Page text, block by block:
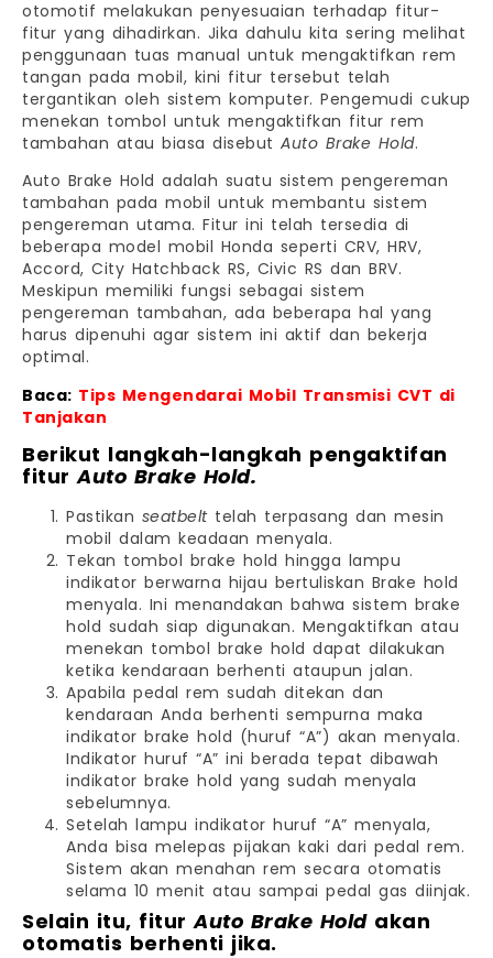
otomotif melakukan penyesuaian terhadap fitur-
fitur yang dihadirkan. Jika dahulu kita sering melihat
penggunaan tuas manual untuk mengaktifkan rem
tangan pada mobil, kini fitur tersebut telah
tergantikan oleh sistem komputer. Pengemudi cukup
menekan tombol untuk mengaktifkan fitur rem
tambahan atau biasa disebut Auto Brake Hold.
Auto Brake Hold adalah suatu sistem pengereman
tambahan pada mobil untuk membantu sistem
pengereman utama. Fitur ini telah tersedia di
beberapa model mobil Honda seperti CRV, HRV,
Accord, City Hatchback RS, Civic RS dan BRV.
Meskipun memiliki fungsi sebagai sistem
pengereman tambahan, ada beberapa hal yang
harus dipenuhi agar sistem ini aktif dan bekerja
optimal.
Baca: Tips Mengendarai Mobil Transmisi CVT di
Tanjakan
Berikut langkah-langkah pengaktifan
fiturAuto Brake Hold.
Pastikan seatbelttelah terpasang dan mesin
mobil dalam keadaan menyala.
Tekan tombol brake hold hingga lampu
indikator berwarna hijau bertuliskan Brake hold
menyala. Ini menandakan bahwa sistem brake
hold sudah siap digunakan. Mengaktifkan atau
menekan tombol brake hold dapat dilakukan
ketika kendaraan berhenti ataupun jalan.
Apabila pedal rem sudah ditekan dan
kendaraan Anda berhenti sempurna maka
indikator brake hold (huruf “A”) akan menyala.
Indikator huruf “A” ini berada tepat dibawah
indikator brake hold yang sudah menyala
sebelumnya.
Setelah lampu indikator huruf “A” menyala,
Anda bisa melepas pijakan kaki dari pedal rem.
Sistem akan menahan rem secara otomatis
selama 10 menit atau sampai pedal gas diinjak.
Selain itu, fiturAuto Brake Holdakan
otomatis berhenti jika.